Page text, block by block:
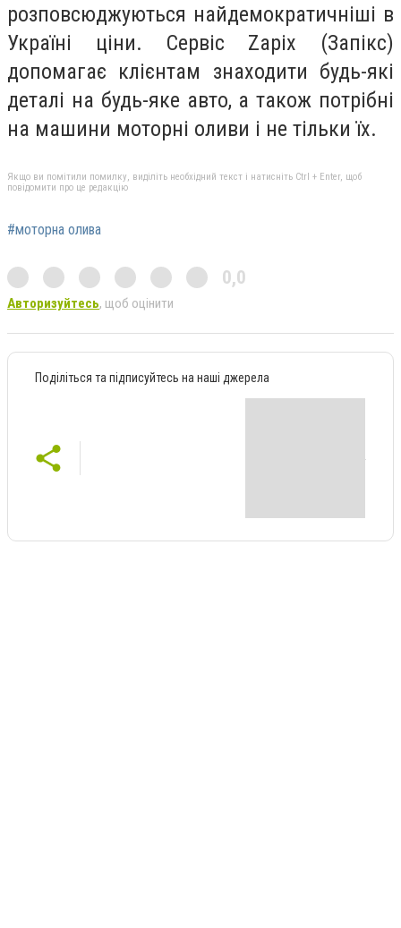
розповсюджуються найдемократичніші в
Україні ціни. Сервіс Zapix (Запікс)
допомагає клієнтам знаходити будь-які
деталі на будь-яке авто, а також потрібні
на машини моторні оливи і не тільки їх.
Якщо ви помітили помилку, виділіть необхідний текст і натисніть Ctrl + Enter, щоб
повідомити про це редакцію
#моторна олива
0,0
Авторизуйтесь, щоб оцінити
Поділіться та підписуйтесь на наші джерела